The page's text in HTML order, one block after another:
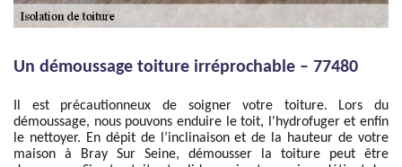
Un démoussage toiture irréprochable – 77480
Il est précautionneux de soigner votre toiture. Lors du
démoussage, nous pouvons enduire le toit, l'hydrofuger et enfin
le nettoyer. En dépit de l’inclinaison et de la hauteur de votre
maison à Bray Sur Seine, démousser la toiture peut être